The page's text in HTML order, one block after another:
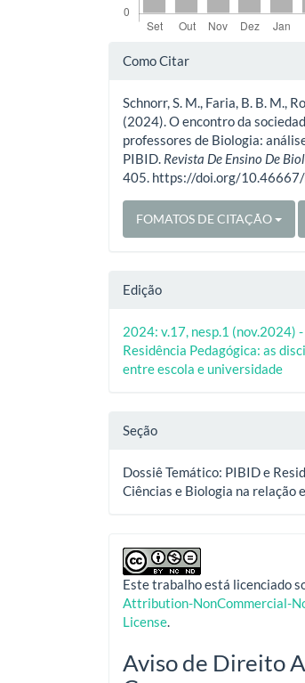
Detalhes
artigo
Como Citar
Schnorr, S. M., Faria, B. B. M.,
(2024). O encontro da
professores de Biologia:
PIBID. Revista De Ensino De
405. https://doi.org/
FOMATOS DE CITAÇÃO
Edição
2024: v.17, nesp.1 (nov.2024)
Residência Pedagógica: as
entre escola e universidade
Seção
Dossiê Temático: PIBID e
Ciências e Biologia na relação
Este trabalho está licenciado
Attribution-NonCommercial-
License.
Aviso de Direito